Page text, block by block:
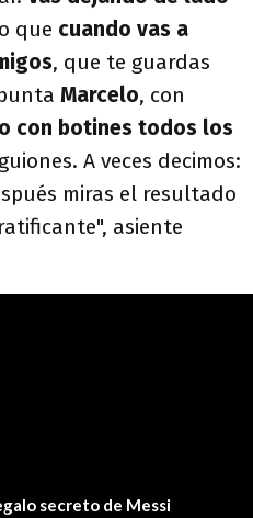
que cuando vas a
, que te guardas
Marcelo, con
con botines todos los
A veces decimos:
miras el resultado
asiente